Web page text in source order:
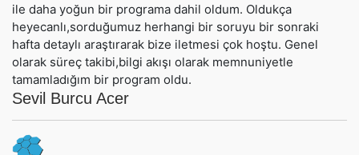
ile daha yoğun bir programa dahil oldum. Oldukça
heyecanlı,sorduğumuz herhangi bir soruyu bir sonraki
hafta detaylı araştırarak bize iletmesi çok hoştu. Genel
olarak süreç takibi,bilgi akışı olarak memnuniyetle
tamamladığım bir program oldu.
Sevil Burcu Acer